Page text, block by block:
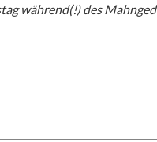
während(!) des